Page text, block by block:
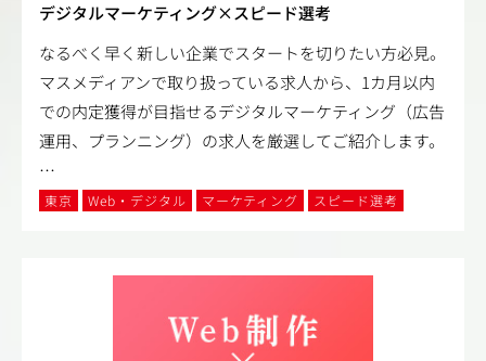
デジタルマーケティング×スピード選考
なるべく早く新しい企業でスタートを切りたい方必見。
マスメディアンで取り扱っている求人から、1カ月以内
での内定獲得が目指せるデジタルマーケティング（広告
運用、プランニング）の求人を厳選してご紹介します。
…
東京 Web・デジタル マーケティング スピード選考